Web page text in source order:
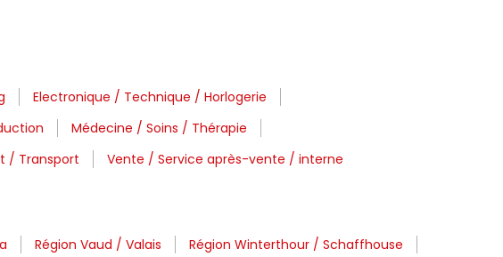
Electronique / Technique / Horlogerie
Médecine / Soins / Thérapie
/ Transport Vente / Service après-vente / interne
Région Vaud / Valais
Région Winterthour / Schaffhouse